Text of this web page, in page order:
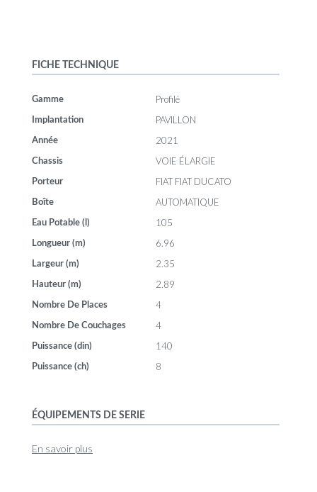
FICHE TECHNIQUE
Gamme Profilé
Implantation PAVILLON
Année 2021
Chassis VOIE ÉLARGIE
Porteur FIAT FIAT DUCATO
Boîte AUTOMATIQUE
Eau Potable (l) 105
Longueur (m) 6.96
Largeur (m) 2.35
Hauteur (m) 2.89
Nombre De Places 4
Nombre De Couchages 4
Puissance (din) 140
Puissance (ch) 8
ÉQUIPEMENTS DE SERIE
En savoir plus